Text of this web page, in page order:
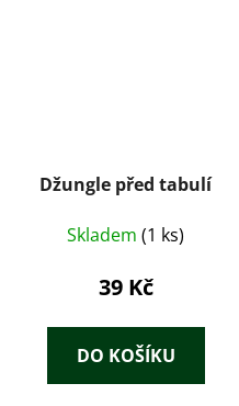
Džungle před tabulí
Skladem (1 ks)
39 Kč
DO KOŠÍKU